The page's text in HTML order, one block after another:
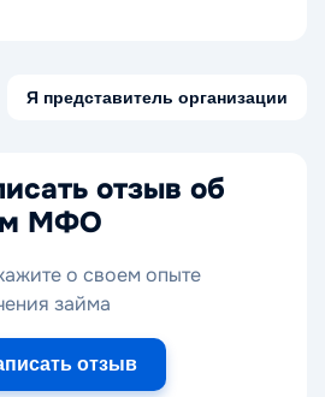
Я представитель организации
отзыв об
МФО
о своем опыте
займа
отзыв